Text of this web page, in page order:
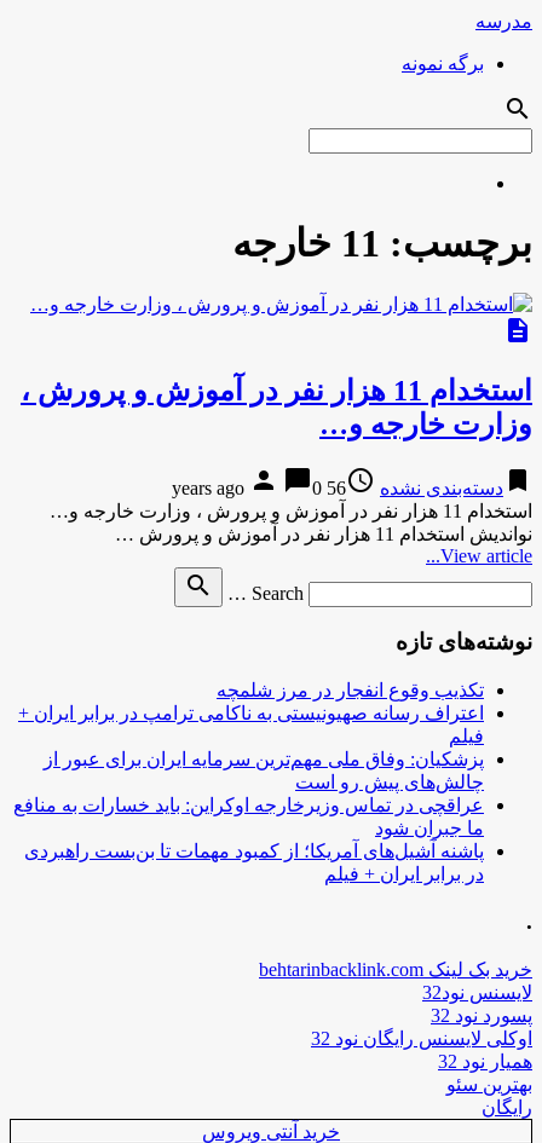
مدرسه
برگه نمونه
search
برچسب: 11 خارجه
description
استخدام 11 هزار نفر در آموزش و پرورش ،
وزارت خارجه و…
bookmark دسته‌بندی نشده access_time
56 years ago
person chat_bubble0
استخدام 11 هزار نفر در آموزش و پرورش ، وزارت خارجه و…
نواندیش استخدام 11 هزار نفر در آموزش و پرورش …
View article...
Search …
search
نوشته‌های تازه
تکذیب وقوع انفجار در مرز شلمچه
اعتراف رسانه صهیونیستی به ناکامی ترامپ در برابر ایران +
فیلم
پزشکیان: وفاق ملی مهم‌ترین سرمایه ایران برای عبور از
چالش‌های پیش رو است
عراقچی در تماس وزیرخارجه اوکراین: باید خسارات به منافع
ما جبران شود
پاشنه آشیل‌های آمریکا؛ از کمبود مهمات تا بن‌بست راهبردی
در برابر ایران + فیلم
.
خرید بک لینک behtarinbacklink.com
لایسنس نود32
پسورد نود 32
اوکلی لایسنس رایگان نود 32
همیار نود 32
بهترین سئو
رایگان
خرید آنتی ویروس